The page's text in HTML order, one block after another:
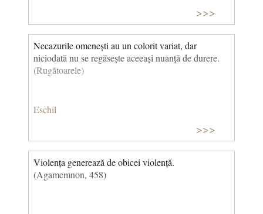
>>>
Necazurile omenești au un colorit variat, dar
niciodată nu se regăsește aceeași nuanță de durere.
(Rugătoarele)
Eschil
>>>
Violența generează de obicei violență.
(Agamemnon, 458)